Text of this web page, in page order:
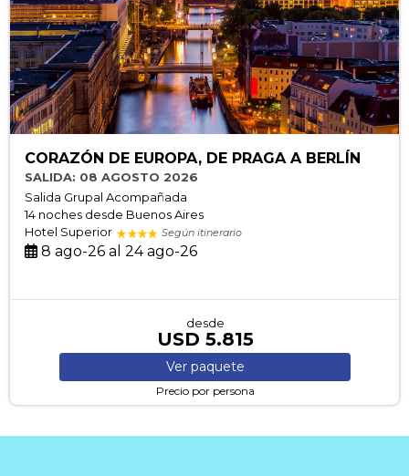
CORAZÓN DE EUROPA, DE PRAGA A BERLÍN
SALIDA: 08 AGOSTO 2026
Salida Grupal Acompañada
14 noches desde Buenos Aires
Hotel Superior
Según itinerario
8 ago-26 al 24 ago-26
desde
USD 5.815
Ver paquete
Precio por persona